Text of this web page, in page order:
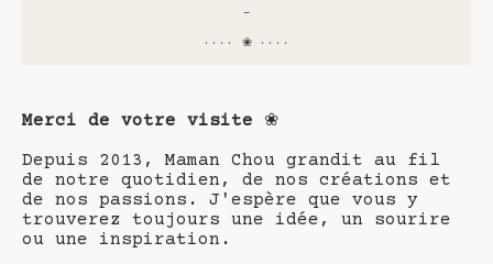
-
···· ❀ ····
Merci de votre visite ❀
Depuis 2013, Maman Chou grandit au fil
de notre quotidien, de nos créations et
de nos passions. J'espère que vous y
trouverez toujours une idée, un sourire
ou une inspiration.